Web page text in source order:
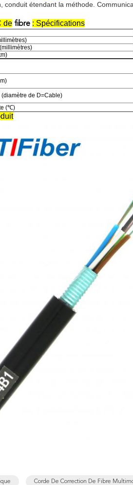
conduit étendant la méthode.
de fibre : Spécifications
de D=Cable)
(℃)
Corde De Correction De Fibre